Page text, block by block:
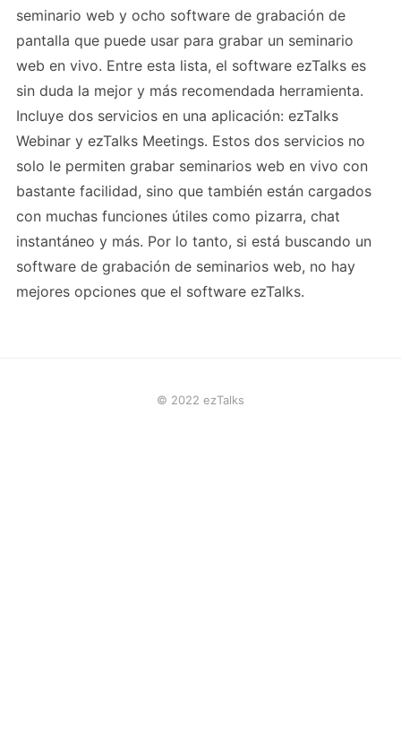
seminario web y ocho software de grabación de
pantalla que puede usar para grabar un seminario
web en vivo. Entre esta lista, el software ezTalks es
sin duda la mejor y más recomendada herramienta.
Incluye dos servicios en una aplicación: ezTalks
Webinar y ezTalks Meetings. Estos dos servicios no
solo le permiten grabar seminarios web en vivo con
bastante facilidad, sino que también están cargados
con muchas funciones útiles como pizarra, chat
instantáneo y más. Por lo tanto, si está buscando un
software de grabación de seminarios web, no hay
mejores opciones que el software ezTalks.
© 2022 ezTalks